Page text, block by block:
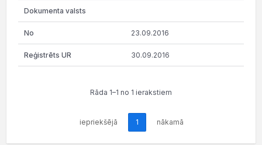
23.09.2016
30.09.2016
Rāda 1–1 no 1 ierakstiem
iepriekšējā 1 nākamā